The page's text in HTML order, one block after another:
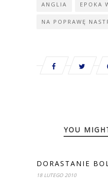
ANGLIA EPOKA
NA POPRAWĘ
YOU
DORASTANIE
18 LUTEGO 2010